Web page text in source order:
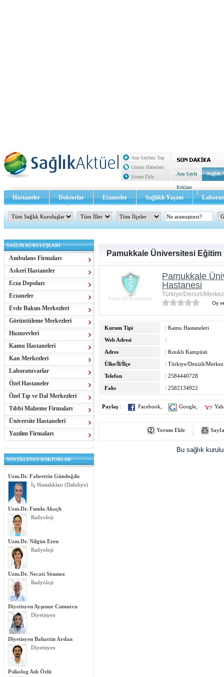
Ana Sayfam Yap
Günün Haberleri
Sitene Ekle
Ana Sayfa Sağlık
Reklam
Hastaneler Doktorlar Eczaneler Sağlıklı Yaşam
Sağlık TV - Video İletişim
SAĞLIK KURULUŞLARI
Ambulans Firmaları
Askeri Hastaneler
Ecza Depoları
Eczaneler
Evde Bakım Merkezleri
Görüntüleme Merkezleri
Huzurevleri
Kamu Hastaneleri
Kan Merkezleri
Laboratuvarlar
Özel Hastaneler
Özel Tıp ve Dal Merkezleri
Tıbbi Malzeme Firmaları
Üniversite Hastaneleri
Yazılım Firmaları
SON EKLENEN DOKTORLAR
Uzm.Dr. Fahrettin Gündoğdu
İç Hastalıkları (Dahiliye)
Uzm.Dr. Funda Akaçlı
Radyoloji
Uzm.Dr. Nilgün Eren
Radyoloji
Uzm.Dr. Necati Sönmez
Radyoloji
Diyetisyen Ayşenur Cumurcu
Diyetisyen
Diyetisyen Bahattin Arslan
Diyetisyen
Psikolog Aslı Özlü
Pamukkale Üniversitesi Eğitim
Pamukkale
Hastanesi
Türkiye/Denizli/
Oy
Kurum Tipi
: Kamu Hastaneleri
Web Adresi
:
Adres
: Kınıklı Kampüsü
Ülke/İl/İlçe
: Türkiye/Denizli/
Telefon
: 2584440728
Faks
: 2582134922
Paylaş : Facebook Google
Yorum Ekle
Bu sağlık